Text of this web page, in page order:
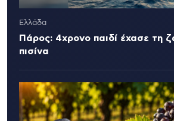
Ελλάδα
Πάρος: 4χρονο παιδί έχασε τη
πισίνα